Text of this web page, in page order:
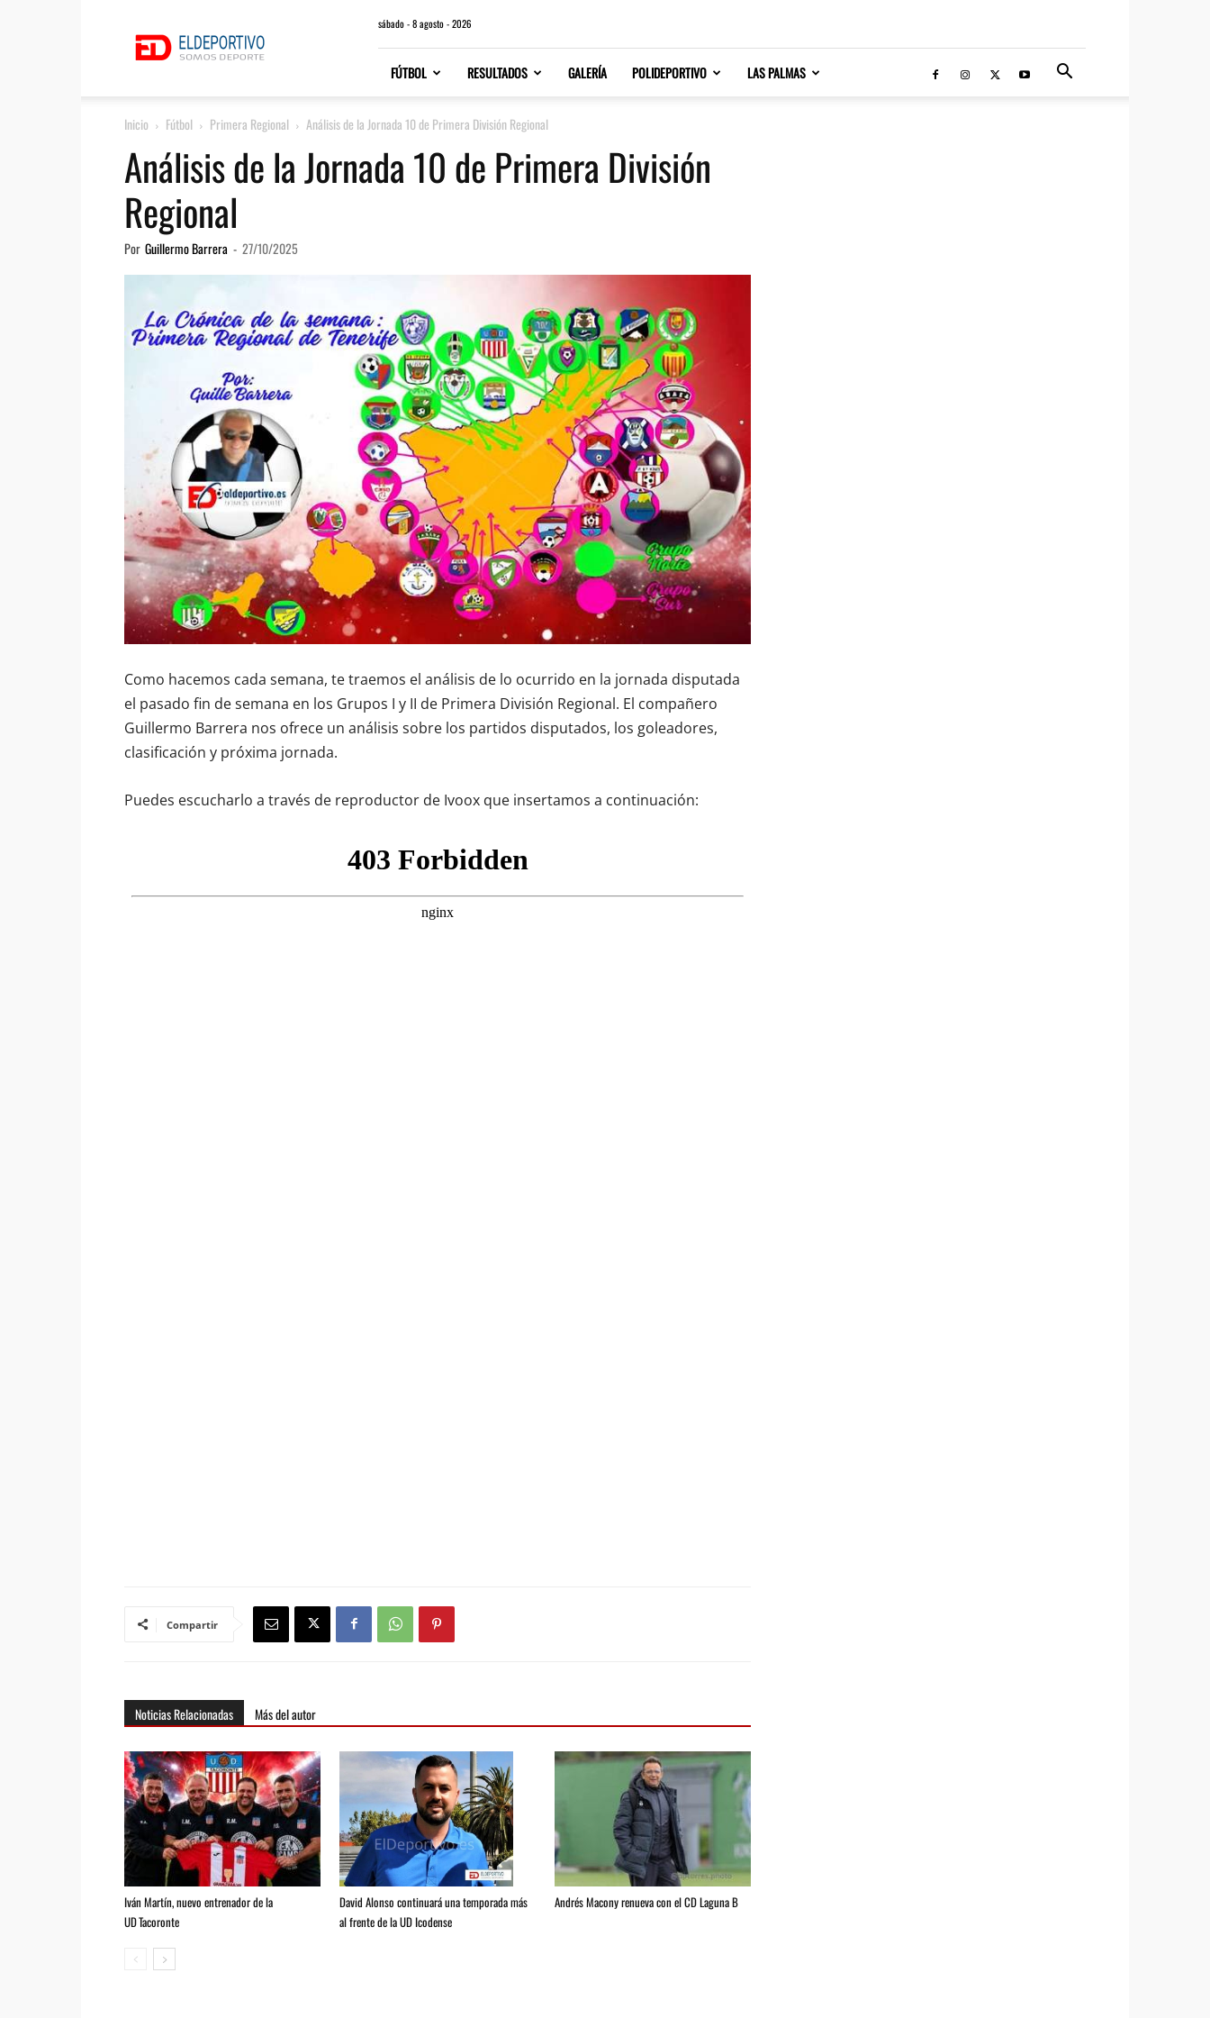
sábado - 8 agosto - 2026
FÚTBOL RESULTADOS GALERÍA POLIDEPORTIVO LAS PALMAS
Inicio Fútbol Primera Regional Análisis de la Jornada 10 de Primera División Regional
Análisis de la Jornada 10 de Primera División
Regional
Por Guillermo Barrera - 27/10/2025
Como hacemos cada semana, te traemos el análisis de lo ocurrido en la jornada disputada
el pasado fin de semana en los Grupos I y II de Primera División Regional. El compañero
Guillermo Barrera nos ofrece un análisis sobre los partidos disputados, los goleadores,
clasificación y próxima jornada.
Puedes escucharlo a través de reproductor de Ivoox que insertamos a continuación:
Compartir
Noticias Relacionadas Más del autor
Iván Martín, nuevo entrenador de la
UD Tacoronte
David Alonso continuará una temporada más
al frente de la UD Icodense
Andrés Macony renueva con el CD Laguna B